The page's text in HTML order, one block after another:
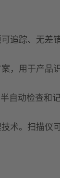
追踪、无差
，用于产品
自动检查和
术。扫描仪